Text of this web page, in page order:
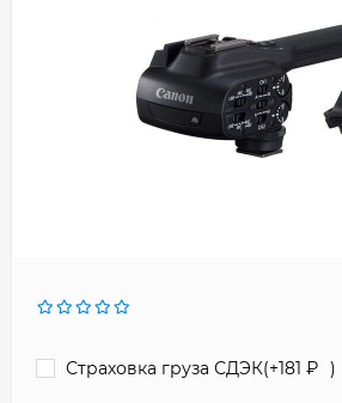
Страховка груза СДЭК(+181 )